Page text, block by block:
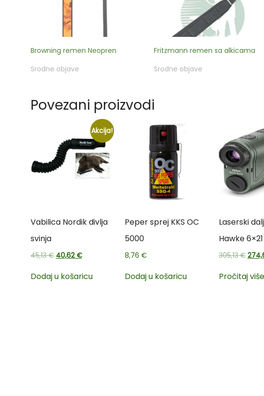
Browning remen Neopren
Srodne objave
Fritzmann remen sa alkicama
Srodne objave
Povezani proizvodi
Akcija!
Vabilica Nordik divlja
svinja
45,13€ 40,62€
Dodaj u košaricu
Peper sprej KKS OC
5000
8,76 €
Dodaj u košaricu
Laserski
Hawke
305,13€
Pročitaj više